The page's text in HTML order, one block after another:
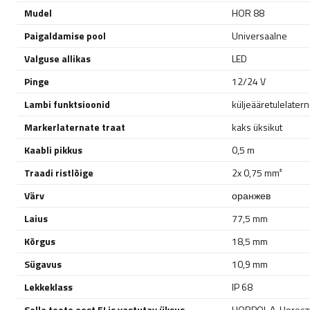
Mudel
HOR 88
Paigaldamise pool
Universaalne
Valguse allikas
LED
Pinge
12/24 V
Lambi funktsioonid
küljeääretulelatern
Markerlaternate traat
kaks üksikut
Kaabli pikkus
0,5 m
Traadi ristlõige
2x 0,75 mm²
Värv
оранжев
Laius
77,5 mm
Kõrgus
18,5 mm
Sügavus
10,9 mm
Lekkeklass
IP 68